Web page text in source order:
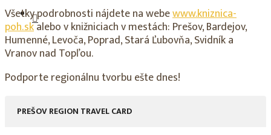
Všetky podrobnosti nájdete na webewww.kniznica-
poh.skalebo v knižniciach v mestách: Prešov, Bardejov,
Humenné, Levoča, Poprad, Stará Ľubovňa, Svidník a
Vranov nad Topľou.
Podporte regionálnu tvorbu ešte dnes!
PREŠOV REGION TRAVEL CARD